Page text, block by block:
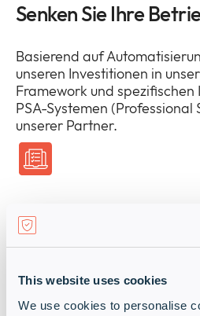
This website uses cookies
We use cookies to personalise
Senken Sie Ihre
Basierend auf
unseren Investitionen in
Framework und
PSA-Systemen (Professional
unserer Partner.
Qualifizieren Sie Ihr
bedarfsgerechte Bildung
Ergebnisse für Ihre Kunden